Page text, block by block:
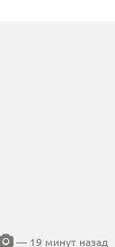
— 19 минут назад